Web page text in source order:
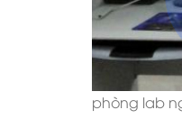
phòng lab